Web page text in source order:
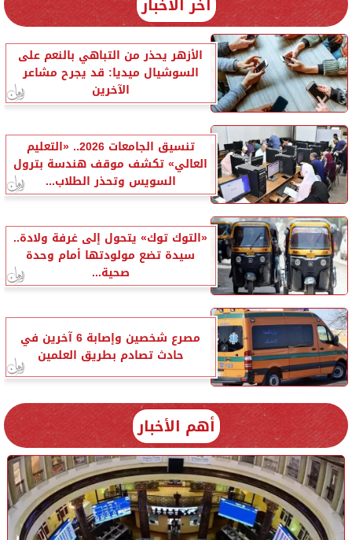
الأزهر يحذر من التباهي بالنعم على
السوشيال ميديا: قد يجرح مشاعر
الآخرين
تنسيق الجامعات 2026.. «التعليم
العالي» تكشف موقف هندسة بترول
السويس وتحذر الطلاب...
«التوك توك» يتحول إلى غرفة ولادة..
سيدة تضع مولودتها أمام وحدة
صحية...
مصرع شخصين وإصابة 6 آخرين في
حادث تصادم بطريق العلمين
أهم الأخبار